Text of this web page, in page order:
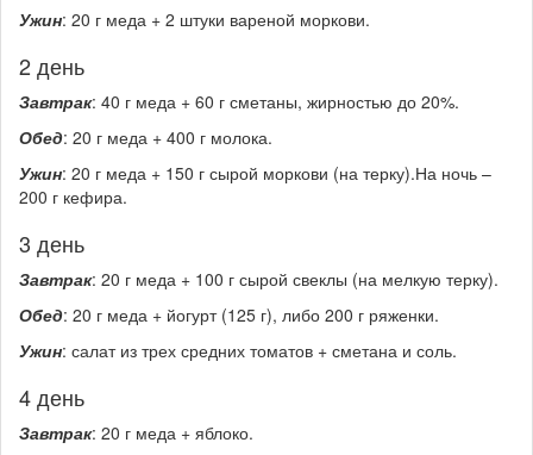
Ужин: 20 г меда + 2 штуки вареной моркови.
2 день
Завтрак: 40 г меда + 60 г сметаны, жирностью до 20%.
Обед: 20 г меда + 400 г молока.
Ужин: 20 г меда + 150 г сырой моркови (на терку).На ночь –
200 г кефира.
3 день
Завтрак: 20 г меда + 100 г сырой свеклы (на мелкую терку).
Обед: 20 г меда + йогурт (125 г), либо 200 г ряженки.
Ужин: салат из трех средних томатов + сметана и соль.
4 день
Завтрак: 20 г меда + яблоко.